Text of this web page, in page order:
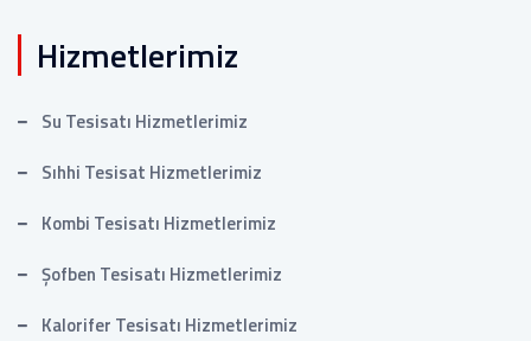
Hizmetlerimiz
Su Tesisatı Hizmetlerimiz
Sıhhi Tesisat Hizmetlerimiz
Kombi Tesisatı Hizmetlerimiz
Şofben Tesisatı Hizmetlerimiz
Kalorifer Tesisatı Hizmetlerimiz